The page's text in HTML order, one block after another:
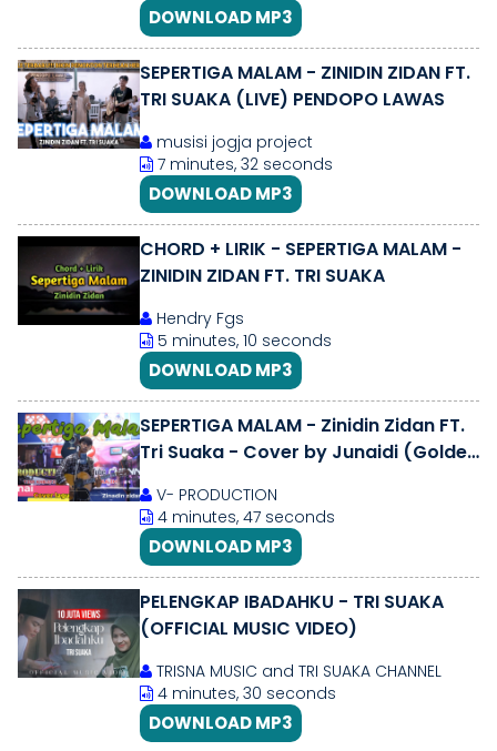
DOWNLOAD MP3
SEPERTIGA MALAM - ZINIDIN ZIDAN FT.
TRI SUAKA (LIVE) PENDOPO LAWAS
musisi jogja project
7 minutes, 32 seconds
DOWNLOAD MP3
CHORD + LIRIK - SEPERTIGA MALAM -
ZINIDIN ZIDAN FT. TRI SUAKA
Hendry Fgs
5 minutes, 10 seconds
DOWNLOAD MP3
SEPERTIGA MALAM - Zinidin Zidan FT.
Tri Suaka - Cover by Junaidi (Golden
V- PRODUCTION
4 minutes, 47 seconds
DOWNLOAD MP3
PELENGKAP IBADAHKU - TRI SUAKA
(OFFICIAL MUSIC VIDEO)
TRISNA MUSIC and TRI SUAKA CHANNEL
4 minutes, 30 seconds
DOWNLOAD MP3